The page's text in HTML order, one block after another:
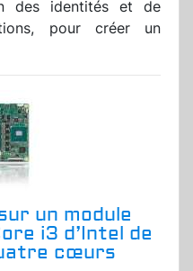
des identités et de
pour créer un
un module
i3 d’Intel de
cœurs